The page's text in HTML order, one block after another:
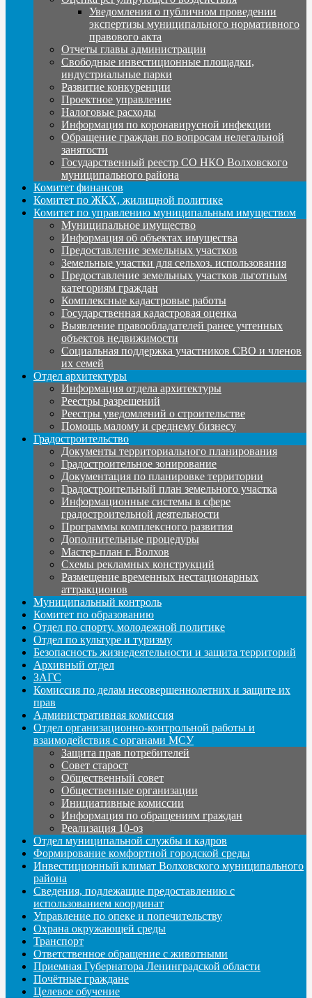
Уведомления о публичном проведении
экспертизы муниципального нормативного
правового акта
Отчеты главы администрации
Свободные инвестиционные площадки,
индустриальные парки
Развитие конкуренции
Проектное управление
Налоговые расходы
Информация по коронавирусной инфекции
Обращение граждан по вопросам нелегальной
занятости
Государственный реестр СО НКО Волховского
муниципального района
Комитет финансов
Комитет по ЖКХ, жилищной политике
Комитет по управлению муниципальным имуществом
Муниципальное имущество
Информация об объектах имущества
Предоставление земельных участков
Земельные участки для сельхоз. использования
Предоставление земельных участков льготным
категориям граждан
Комплексные кадастровые работы
Государственная кадастровая оценка
Выявление правообладателей ранее учтенных
объектов недвижимости
Социальная поддержка участников СВО и членов
их семей
Отдел архитектуры
Информация отдела архитектуры
Реестры разрешений
Реестры уведомлений о строительстве
Помощь малому и среднему бизнесу
Градостроительство
Документы территориального планирования
Градостроительное зонирование
Документация по планировке территории
Градостроительный план земельного участка
Информационные системы в сфере
градостроительной деятельности
Программы комплексного развития
Дополнительные процедуры
Мастер-план г. Волхов
Схемы рекламных конструкций
Размещение временных нестационарных
аттракционов
Муниципальный контроль
Комитет по образованию
Отдел по спорту, молодежной политике
Отдел по культуре и туризму
Безопасность жизнедеятельности и защита территорий
Архивный отдел
ЗАГС
Комиссия по делам несовершеннолетних и защите их
прав
Административная комиссия
Отдел организационно-контрольной работы и
взаимодействия с органами МСУ
Защита прав потребителей
Совет старост
Общественный совет
Общественные организации
Инициативные комиссии
Информация по обращениям граждан
Реализация 10-оз
Отдел муниципальной службы и кадров
Формирование комфортной городской среды
Инвестиционный климат Волховского муниципального
района
Сведения, подлежащие предоставлению с
использованием координат
Управление по опеке и попечительству
Охрана окружающей среды
Транспорт
Ответственное обращение с животными
Приемная Губернатора Ленинградской области
Почётные граждане
Целевое обучение